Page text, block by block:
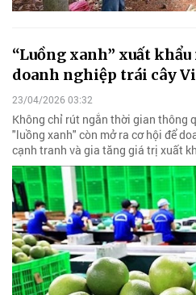
“Luồng xanh” xuất
doanh nghiệp trái cây
23/04/2026 03:32
Không chỉ rút ngắn thời gian thông
"luồng xanh" còn mở ra cơ hội để
cạnh tranh và gia tăng giá trị xuất